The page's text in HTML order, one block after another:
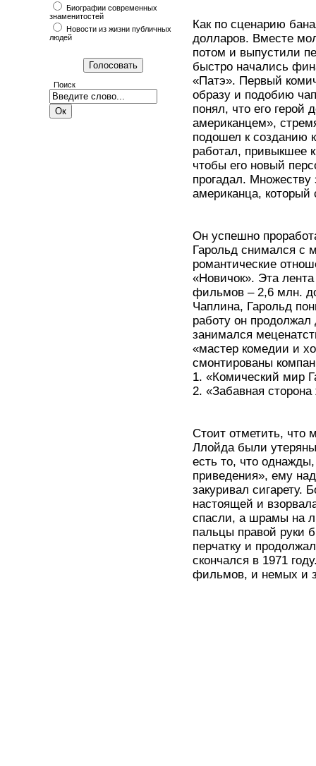
Биографии современных
знаменитостей
Новости из жизни публичных
людей
Поиск
Как по сценарию
долларов. Вместе
потом и выпустили
быстро начались
«Патэ». Первый
образу и подобию
понял, что его
американцем»,
подошел к созданию
работал, привыкшее
чтобы его новый
прогадал. Множеству
американца,
Он успешно
Гарольд снимался с
романтические
«Новичок». Эта
фильмов – 2,6 млн.
Чаплина, Гарольд
работу он
занимался
«мастер комедии и
смонтированы
1. «Комический мир
2. «Забавная
Стоит отметить, что
Ллойда были
есть то, что
приведения», ему
закуривал сигарету.
настоящей и
спасли, а шрамы на
пальцы правой руки
перчатку и
скончался в 1971
фильмов, и немых и